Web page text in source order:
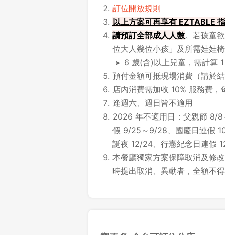
訂位開放規則
以上方案可再享有 EZTABLE
請預訂全部成人人數。若孩童
位大人幾位小孩」及所需娃娃
6 歲(含)以上兒童，需計算
預付金額可抵現場消費（請於
店內消費需加收 10% 服務費
逢週六、週日皆不適用
2026 年不適用日：父親節 8/
假 9/25～9/28、國慶日連假
誕夜 12/24、行憲紀念日連假
本餐廳獨家方案保障取消及修
時提出取消、異動者，全額不